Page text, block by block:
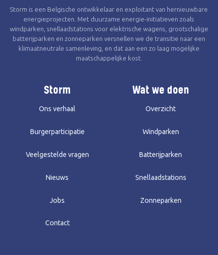
Storm is een Belgische ontwikkelaar en exploitant van hernieuwbare
energieprojecten. Met duurzame energie-initiatieven zoals
windparken, snellaadstations voor elektrische wagens, grootschalige
batterijparken en zonneparken versnellen we de transitie naar een
klimaatneutrale samenleving, en dat aan een zo laag mogelijke
maatschappelijke kost.
Storm
Ons verhaal
Burgerparticipatie
Veelgestelde vragen
Nieuws
Jobs
Contact
Wat we doen
Overzicht
Windparken
Batterijparken
Snellaadstations
Zonneparken